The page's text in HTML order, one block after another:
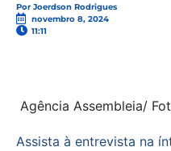
Por Joerdson Rodrigues
novembro 8, 2024
11:11
Agência Assembleia/
Assista à entrevista na